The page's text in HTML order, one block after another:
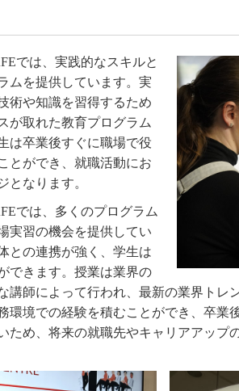
では、実践的なスキルと
ムを提供しています。実
術や知識を習得するため
が取れた教育プログラム
は卒業後すぐに職場で役
とができ、就職活動にお
となります。
では、多くのプログラム
実習の機会を提供してい
との連携が強く、学生は
できます。授業は業界の
講師によって行われ、最新の業界トレ
環境での経験を積むことができ、卒業
ため、将来の就職先やキャリアアップ